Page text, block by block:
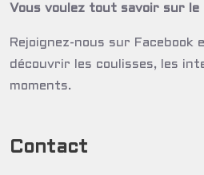
Vous voulez tout savoir sur
Rejoignez-nous sur Facebook
découvrir les coulisses, les
moments.
Contact